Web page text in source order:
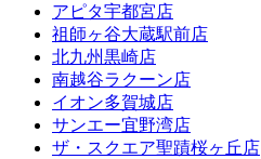
アピタ宇都宮店
祖師ヶ谷大蔵駅前店
北九州黒崎店
南越谷ラクーン店
イオン多賀城店
サンエー宜野湾店
ザ・スクエア聖蹟桜ヶ丘店